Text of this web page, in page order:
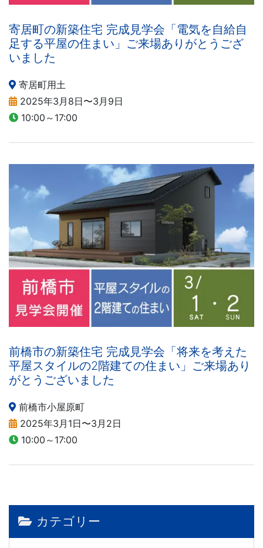
寄居町の新築住宅 完成見学会「電気を自給自
足する平屋の住まい」ご来場ありがとうござ
いました
寄居町用土
2025年3月8日〜3月9日
10:00～17:00
前橋市の新築住宅 完成見学会「将来を考えた
平屋スタイルの2階建ての住まい」ご来場あり
がとうございました
前橋市小屋原町
2025年3月1日〜3月2日
10:00～17:00
カテゴリー